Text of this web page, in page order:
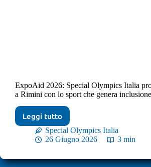
ExpoAid 2026: Special Olympics Italia
a Rimini con lo sport che genera inclusione
Leggi tutto
Special Olympics Italia
26 Giugno 2026
3 min